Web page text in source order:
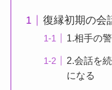
復縁初期の会
1.相手の
2.会話を
になる